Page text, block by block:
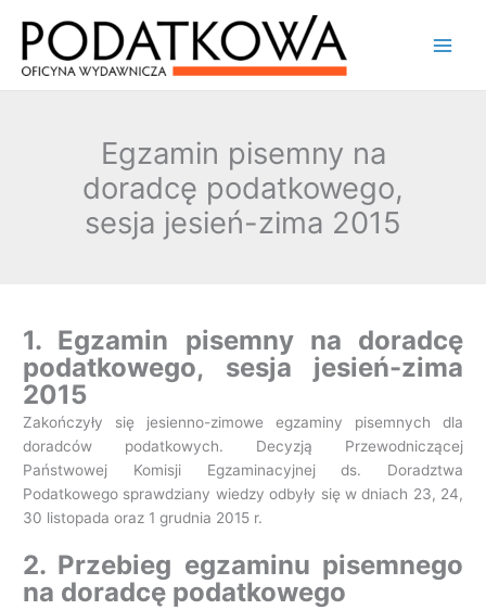
treści
Egzamin pisemny na
doradcę podatkowego,
sesja jesień-zima 2015
1. Egzamin pisemny na doradcę
podatkowego, sesja jesień-zima
2015
Zakończyły się jesienno-zimowe egzaminy pisemnych dla
doradców podatkowych. Decyzją Przewodniczącej
Państwowej Komisji Egzaminacyjnej ds. Doradztwa
Podatkowego sprawdziany wiedzy odbyły się w dniach 23, 24,
30 listopada oraz 1 grudnia 2015 r.
2. Przebieg egzaminu pisemnego
na doradcę podatkowego